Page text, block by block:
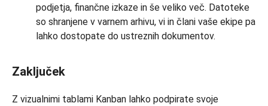
podjetja, finančne izkaze in še veliko več. Datoteke
so shranjene v varnem arhivu, vi in člani vaše ekipe pa
lahko dostopate do ustreznih dokumentov.
Zaključek
Z vizualnimi tablami Kanban lahko podpirate svoje